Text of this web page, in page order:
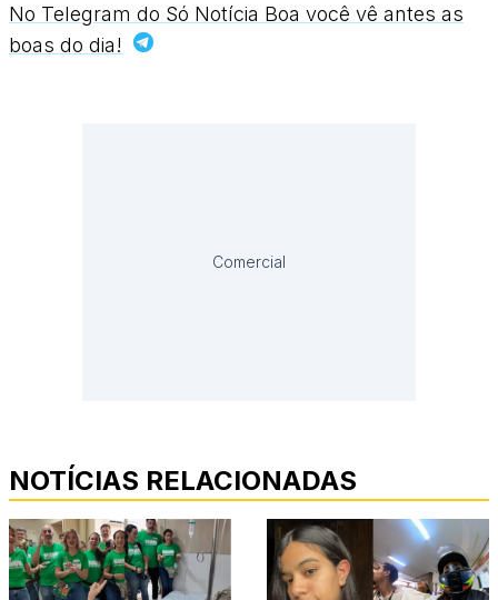
No Telegram do Só Notícia Boa você vê antes as
boas do dia!
Comercial
NOTÍCIAS RELACIONADAS